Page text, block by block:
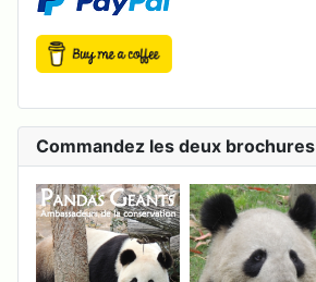
Commandez les deux brochures